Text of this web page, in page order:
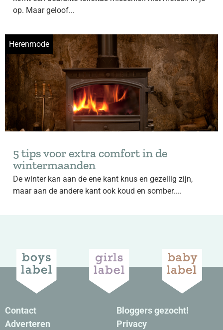
op. Maar geloof...
Herenmode
5 tips voor extra comfort in de
wintermaanden
De winter kan aan de ene kant knus en gezellig zijn,
maar aan de andere kant ook koud en somber....
Contact
Adverteren
Bloggers gezocht!
Privacy